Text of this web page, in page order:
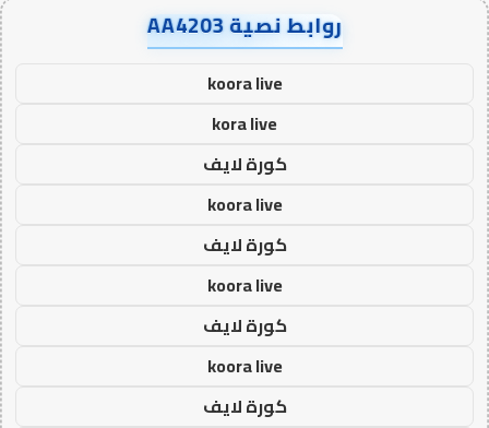
روابط نصية AA4203
koora live
kora live
كورة لايف
koora live
كورة لايف
koora live
كورة لايف
koora live
كورة لايف